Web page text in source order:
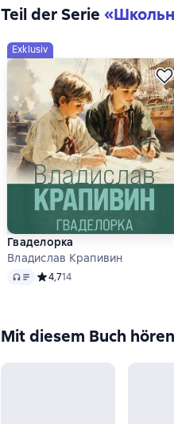
Teil der Serie «
Exklusiv
Гваделорка
Владислав Крапивин
Audio Средний рейтинг 4,7 на
4,714
Mit diesem Buch